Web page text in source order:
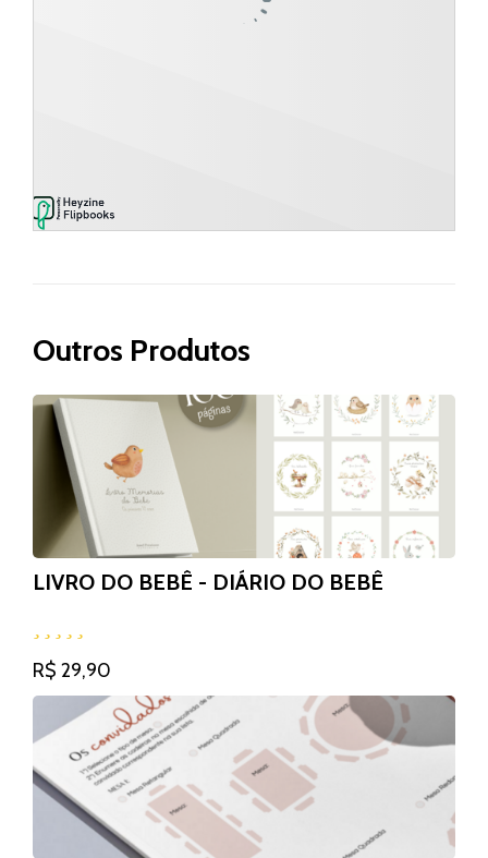
Outros Produtos
LIVRO DO BEBÊ - DIÁRIO DO BEBÊ
R$ 29,90